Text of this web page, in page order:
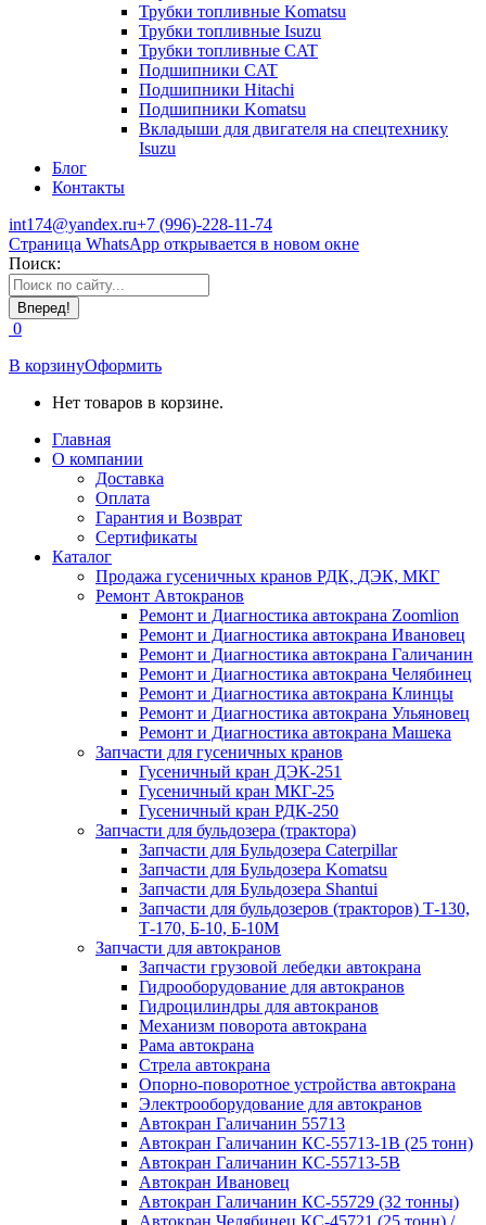
Трубки топливные Komatsu
Трубки топливные Isuzu
Трубки топливные CAT
Подшипники CAT
Подшипники Hitachi
Подшипники Komatsu
Вкладыши для двигателя на спецтехнику
Isuzu
Блог
Контакты
int174@yandex.ru+7 (996)-228-11-74
Страница WhatsApp открывается в новом окне
Поиск:
0
В корзинуОформить
Нет товаров в корзине.
Главная
О компании
Доставка
Оплата
Гарантия и Возврат
Сертификаты
Каталог
Продажа гусеничных кранов РДК, ДЭК, МКГ
Ремонт Автокранов
Ремонт и Диагностика автокрана Zoomlion
Ремонт и Диагностика автокрана Ивановец
Ремонт и Диагностика автокрана Галичанин
Ремонт и Диагностика автокрана Челябинец
Ремонт и Диагностика автокрана Клинцы
Ремонт и Диагностика автокрана Ульяновец
Ремонт и Диагностика автокрана Машека
Запчасти для гусеничных кранов
Гусеничный кран ДЭК-251
Гусеничный кран МКГ-25
Гусеничный кран РДК-250
Запчасти для бульдозера (трактора)
Запчасти для Бульдозера Caterpillar
Запчасти для Бульдозера Komatsu
Запчасти для Бульдозера Shantui
Запчасти для бульдозеров (тракторов) Т-130,
Т-170, Б-10, Б-10М
Запчасти для автокранов
Запчасти грузовой лебедки автокрана
Гидрооборудование для автокранов
Гидроцилиндры для автокранов
Механизм поворота автокрана
Рама автокрана
Стрела автокрана
Опорно-поворотное устройства автокрана
Электрооборудование для автокранов
Автокран Галичанин 55713
Автокран Галичанин КС-55713-1В (25 тонн)
Автокран Галичанин КС-55713-5В
Автокран Ивановец
Автокран Галичанин КС-55729 (32 тонны)
Автокран Челябинец КС-45721 (25 тонн) /